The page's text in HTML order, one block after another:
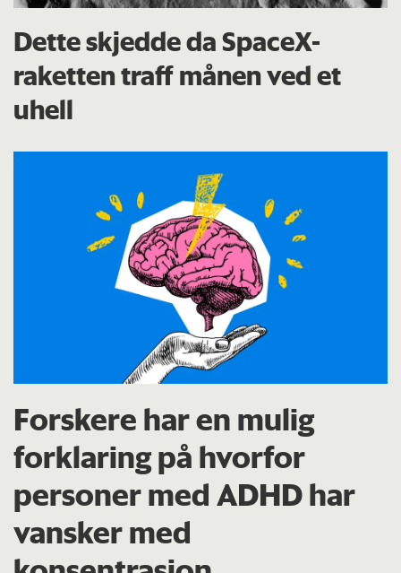
Dette skjedde da SpaceX-
raketten traff månen ved et
uhell
Forskere har en mulig
forklaring på hvorfor
personer med ADHD har
vansker med